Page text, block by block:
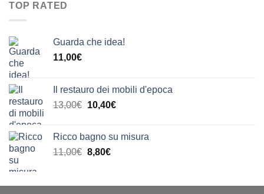
TOP RATED
Guarda che idea!
11,00€
Il restauro dei mobili d'epoca
13,00€ Il
era:
13,00€.
10,40€Il
è:
Ricco bagno su misura
11,00€ Il
era:
8,80€Il
è: